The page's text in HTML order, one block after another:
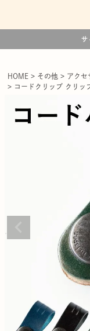
サ
HOME その他
アクセ
コードクリップ クリッ